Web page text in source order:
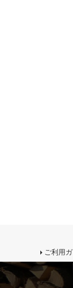
ご利用